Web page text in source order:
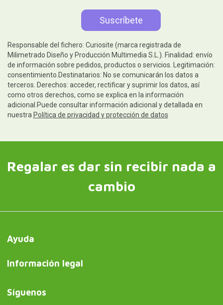
Responsable del fichero: Curiosite (marca registrada de
Milimetrado Diseño y Producción Multimedia S.L.). Finalidad: envío
de información sobre pedidos, productos o servicios. Legitimación:
consentimiento.Destinatarios: No se comunicarán los datos a
terceros. Derechos: acceder, rectificar y suprimir los datos, así
como otros derechos, como se explica en la información
adicional.Puede consultar información adicional y detallada en
nuestra Política de privacidad y protección de datos
Regalar es dar sin recibir nada a
cambio
Ayuda
Información legal
Síguenos